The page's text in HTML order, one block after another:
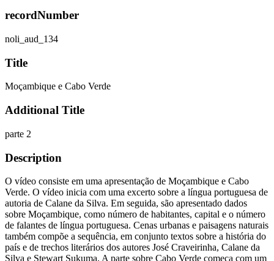
recordNumber
noli_aud_134
Title
Moçambique e Cabo Verde
Additional Title
parte 2
Description
O vídeo consiste em uma apresentação de Moçambique e Cabo
Verde. O vídeo inicia com uma excerto sobre a língua portuguesa de
autoria de Calane da Silva. Em seguida, são apresentado dados
sobre Moçambique, como número de habitantes, capital e o número
de falantes de língua portuguesa. Cenas urbanas e paisagens naturais
também compõe a sequência, em conjunto textos sobre a história do
país e de trechos literários dos autores José Craveirinha, Calane da
Silva e Stewart Sukuma. A parte sobre Cabo Verde começa com um